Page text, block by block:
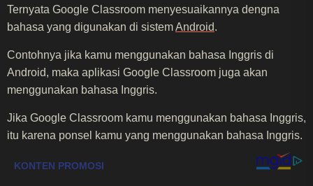
Ternyata Google Classroom menyesuaikannya dengna
bahasa yang digunakan di sistemAndroid.
Contohnya jika kamu menggunakan bahasa Inggris di
Android, maka aplikasi Google Classroom juga akan
menggunakan bahasa Inggris.
Jika Google Classroom kamu menggunakan bahasa Inggris,
itu karena ponsel kamu yang menggunakan bahasa Inggris.